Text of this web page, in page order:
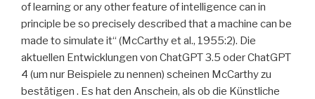
of learning or any other feature of intelligence can in
principle be so precisely described that a machine can be
made to simulate it“ (McCarthy et al., 1955:2). Die
aktuellen Entwicklungen von ChatGPT 3.5 oder ChatGPT
4 (um nur Beispiele zu nennen) scheinen McCarthy zu
bestätigen . Es hat den Anschein, als ob die Künstliche